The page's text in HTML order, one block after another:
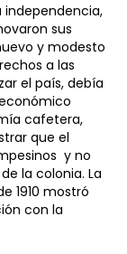
independencia,
sus
y modesto
a las
el país, debía
cafetera,
que el
y no
la colonia. La
1910 mostró
con la